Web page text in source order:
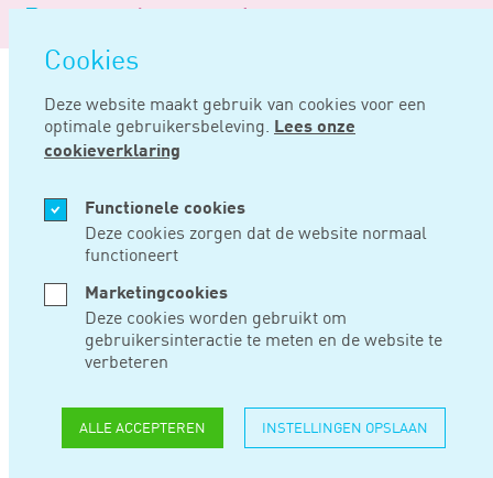
overslaan
Cookies
Deze website maakt gebruik van cookies voor een
optimale gebruikersbeleving. Lees onze
cookieverklaring
Functionele cookies
Deze cookies zorgen dat de website normaal
functioneert
Marketingcookies
Deze cookies worden gebruikt om
gebruikersinteractie te meten en de website te
verbeteren
ALLE ACCEPTEREN INSTELLINGEN OPSLAAN
Logo
Noord
Negentig
Home Nieuws
FEB 25, 2019
TERUG OP NIVEAU
VAN VÓÓR DE CRISIS
Volgens het CBS is het verschil in arbeidsparticipatie